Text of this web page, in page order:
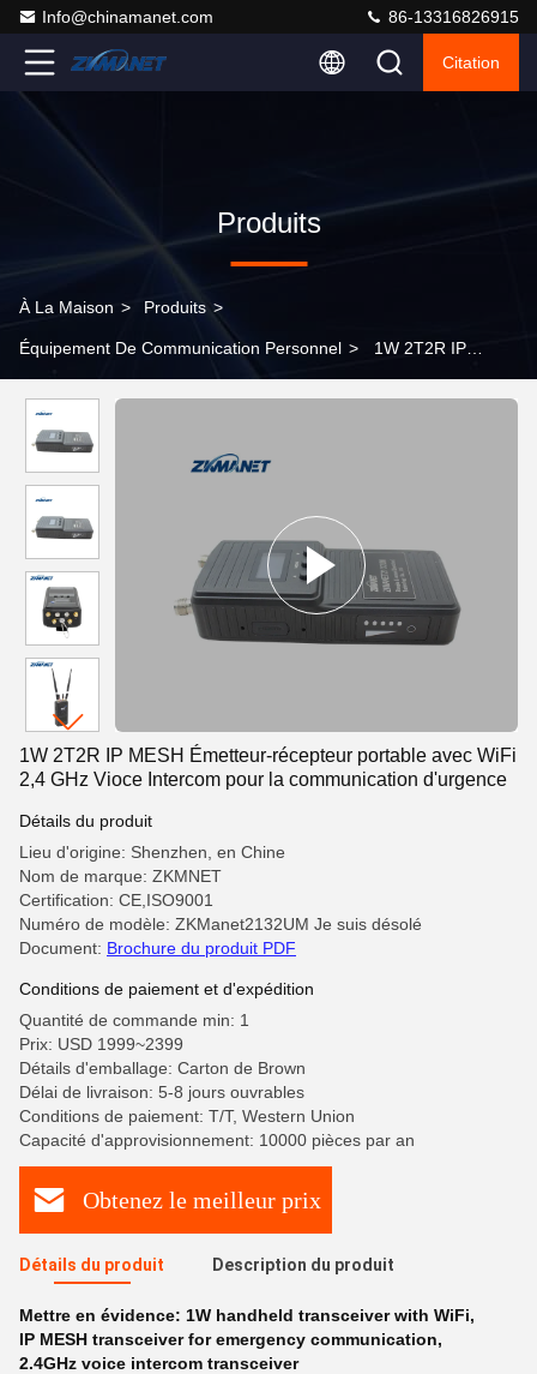
Info@chinamanet.com 86-13316826915
Citation
Produits
À La Maison > Produits >
Équipement De Communication Personnel > 1W 2T2R IP
Intercom pour la communication d'urgence
1W 2T2R IP MESH Émetteur-récepteur portable avec WiFi
2,4 GHz Vioce Intercom pour la communication d'urgence
Détails du produit
Lieu d'origine: Shenzhen, en Chine
Nom de marque: ZKMNET
Certification: CE,ISO9001
Numéro de modèle: ZKManet2132UM Je suis désolé
Document: Brochure du produit PDF
Conditions de paiement et d'expédition
Quantité de commande min: 1
Prix: USD 1999~2399
Détails d'emballage: Carton de Brown
Délai de livraison: 5-8 jours ouvrables
Conditions de paiement: T/T, Western Union
Capacité d'approvisionnement: 10000 pièces par an
Obtenez le meilleur prix
Détails du produit Description du produit
Mettre en évidence: 1W handheld transceiver with WiFi,
IP MESH transceiver for emergency communication,
2.4GHz voice intercom transceiver